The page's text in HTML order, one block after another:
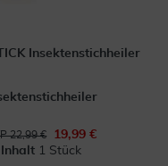
Insektenstichheiler
22,99 €
19,99 €
Inhalt 1 Stück